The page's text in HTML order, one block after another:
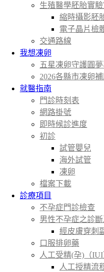
生殖醫學胚胎實
縮時攝影胚
電子晶片檢
交通路線
我想凍卵
五星凍卵守護圓
2026各縣市凍卵
就醫指南
門診時刻表
網路掛號
即時候診進度
初診
試管嬰兒
海外試管
凍卵
檔案下載
診療項目
不孕症門診檢查
男性不孕症之診
經皮膚穿刺
口服排卵藥
人工受精(孕)（IUI
人工授精流